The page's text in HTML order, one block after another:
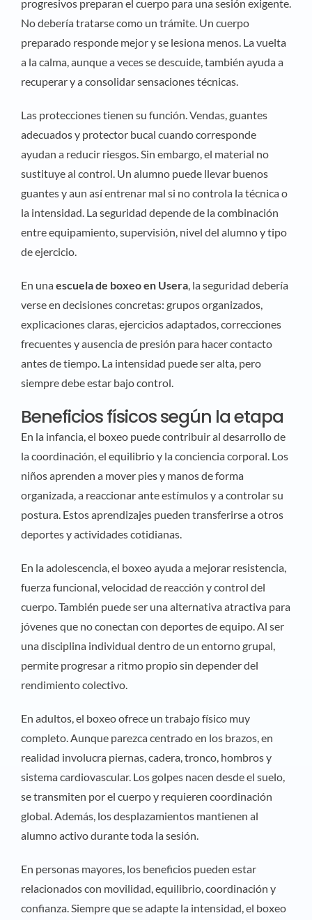
progresivos preparan el cuerpo para una sesión exigente.
No debería tratarse como un trámite. Un cuerpo
preparado responde mejor y se lesiona menos. La vuelta
a la calma, aunque a veces se descuide, también ayuda a
recuperar y a consolidar sensaciones técnicas.
Las protecciones tienen su función. Vendas, guantes
adecuados y protector bucal cuando corresponde
ayudan a reducir riesgos. Sin embargo, el material no
sustituye al control. Un alumno puede llevar buenos
guantes y aun así entrenar mal si no controla la técnica o
la intensidad. La seguridad depende de la combinación
entre equipamiento, supervisión, nivel del alumno y tipo
de ejercicio.
En unaescuela de boxeo en Usera, la seguridad debería
verse en decisiones concretas: grupos organizados,
explicaciones claras, ejercicios adaptados, correcciones
frecuentes y ausencia de presión para hacer contacto
antes de tiempo. La intensidad puede ser alta, pero
siempre debe estar bajo control.
Beneficios físicos según la etapa
En la infancia, el boxeo puede contribuir al desarrollo de
la coordinación, el equilibrio y la conciencia corporal. Los
niños aprenden a mover pies y manos de forma
organizada, a reaccionar ante estímulos y a controlar su
postura. Estos aprendizajes pueden transferirse a otros
deportes y actividades cotidianas.
En la adolescencia, el boxeo ayuda a mejorar resistencia,
fuerza funcional, velocidad de reacción y control del
cuerpo. También puede ser una alternativa atractiva para
jóvenes que no conectan con deportes de equipo. Al ser
una disciplina individual dentro de un entorno grupal,
permite progresar a ritmo propio sin depender del
rendimiento colectivo.
En adultos, el boxeo ofrece un trabajo físico muy
completo. Aunque parezca centrado en los brazos, en
realidad involucra piernas, cadera, tronco, hombros y
sistema cardiovascular. Los golpes nacen desde el suelo,
se transmiten por el cuerpo y requieren coordinación
global. Además, los desplazamientos mantienen al
alumno activo durante toda la sesión.
En personas mayores, los beneficios pueden estar
relacionados con movilidad, equilibrio, coordinación y
confianza. Siempre que se adapte la intensidad, el boxeo